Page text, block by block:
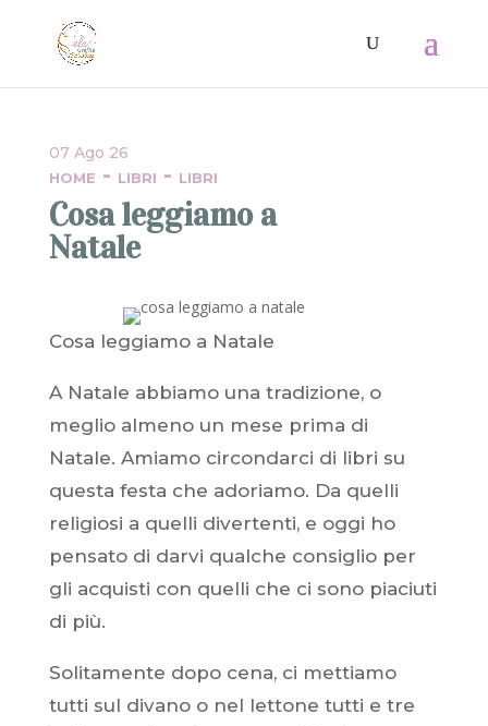
HOME - LIBRI - LIBRI
07 Ago 26
Cosa leggiamo a
Natale
Cosa leggiamo a Natale
A Natale abbiamo una tradizione, o
meglio almeno un mese prima di
Natale. Amiamo circondarci di libri su
questa festa che adoriamo. Da quelli
religiosi a quelli divertenti, e oggi ho
pensato di darvi qualche consiglio per
gli acquisti con quelli che ci sono piaciuti
di più.
Solitamente dopo cena, ci mettiamo
tutti sul divano o nel lettone tutti e tre